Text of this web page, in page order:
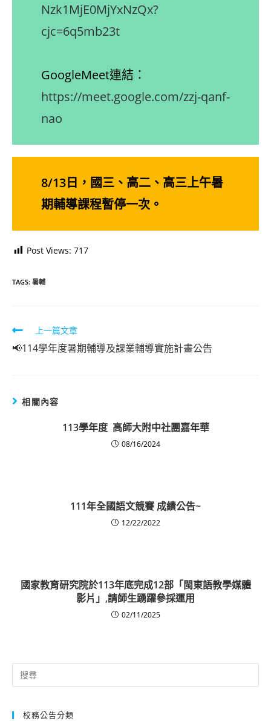
Nzk1MjE0MjYxNzQx?
cjc=6q5mb23t
GoogleMeet連結：
https://meet.google.com/zzj-qanf-
nao
8/13日，國三、高二、高三上午暑
期輔導課程暫停一次。
Post Views: 717
TAGS: 暑輔
Read
more
上一篇文章
📢114學年度暑期輔導及課業輔導實施計畫公告
相關內容
113學年度 高師大附中社團嘉年華
08/16/2024
111年全國語文競賽 成績公告~
12/22/2022
國家教育研究院於113年底完成12部「閩東語教學媒體
影片」,請師生踴躍參採運用
02/11/2025
Search
for:
校務公告分類